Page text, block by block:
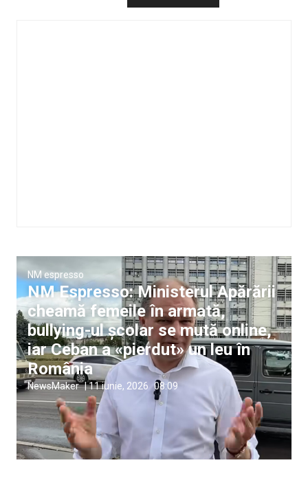
NM espresso
NM Espresso: Ministerul Apărării
cheamă femeile în armată,
bullying-ul școlar se mută online,
iar Ceban a «pierdut» un leu în
România
NewsMaker |11 iunie, 2026 08:09